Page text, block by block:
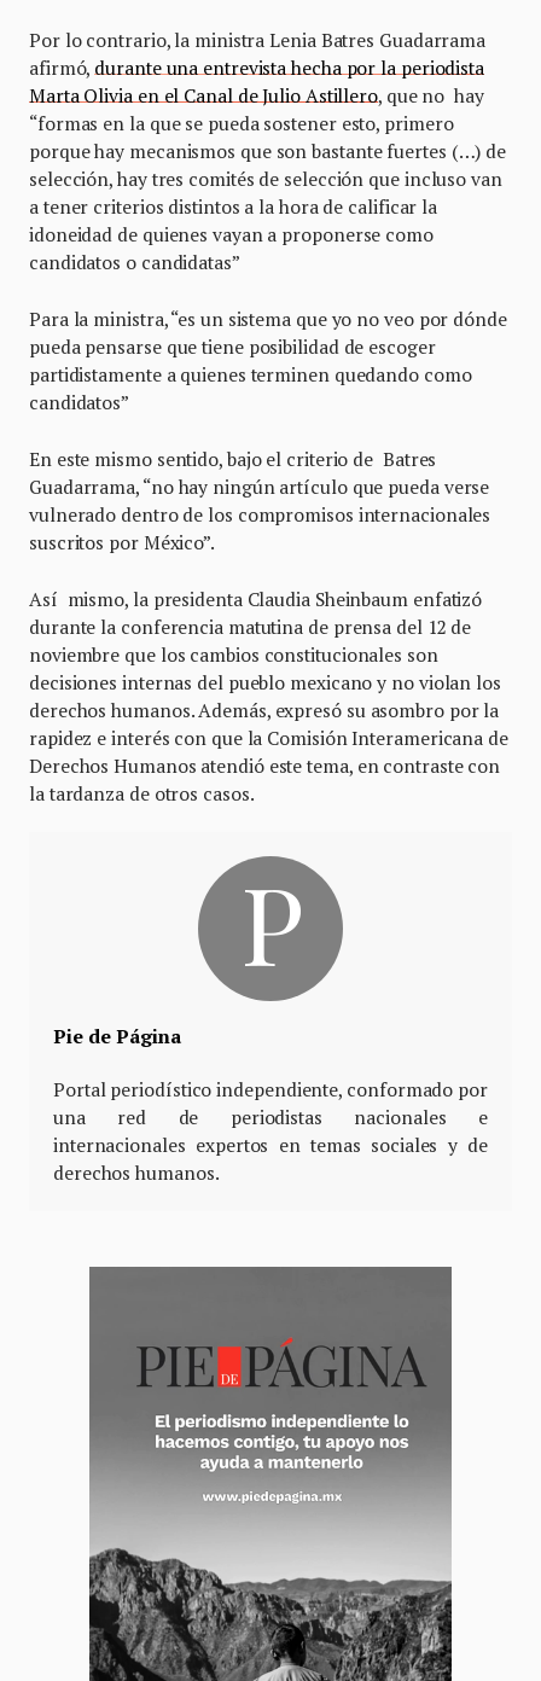
Por lo contrario, la ministra Lenia Batres Guadarrama
afirmó,durante una entrevista hecha por la periodista
Marta Olivia en el Canal de Julio Astillero, que no hay
“formas en la que se pueda sostener esto, primero
porque hay mecanismos que son bastante fuertes (…) de
selección, hay tres comités de selección que incluso van
a tener criterios distintos a la hora de calificar la
idoneidad de quienes vayan a proponerse como
candidatos o candidatas”
Para la ministra, “es un sistema que yo no veo por dónde
pueda pensarse que tiene posibilidad de escoger
partidistamente a quienes terminen quedando como
candidatos”
En este mismo sentido, bajo el criterio de Batres
Guadarrama, “no hay ningún artículo que pueda verse
vulnerado dentro de los compromisos internacionales
suscritos por México”.
Así mismo, la presidenta Claudia Sheinbaum enfatizó
durante la conferencia matutina de prensa del 12 de
noviembre que los cambios constitucionales son
decisiones internas del pueblo mexicano y no violan los
derechos humanos. Además, expresó su asombro por la
rapidez e interés con que la Comisión Interamericana de
Derechos Humanos atendió este tema, en contraste con
la tardanza de otros casos.
Pie de Página
Portal periodístico independiente, conformado por
una red de periodistas nacionales e
internacionales expertos en temas sociales y de
derechos humanos.